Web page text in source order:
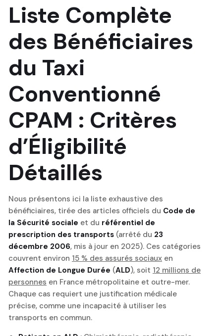
Liste Complète
des Bénéficiaires
du Taxi
Conventionné
CPAM : Critères
d’Éligibilité
Détaillés
Nous présentons ici la liste exhaustive des
bénéficiaires, tirée des articles officiels du Code de
la Sécurité sociale et du référentiel de
prescription des transports (arrêté du 23
décembre 2006, mis à jour en 2025). Ces catégories
couvrent environ 15 % des assurés sociaux en
Affection de Longue Durée (ALD), soit 12 millions de
personnes en France métropolitaine et outre-mer.
Chaque cas requiert une justification médicale
précise, comme une incapacité à utiliser les
transports en commun.